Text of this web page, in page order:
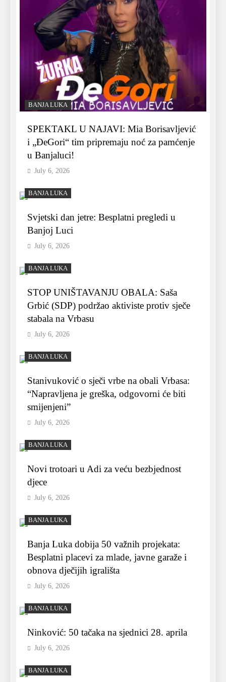
BANJA LUKA
SPEKTAKL U NAJAVI: Mia Borisavljević
i „ĐeGori“ tim pripremaju noć za pamćenje
u Banjaluci!
July 6, 2026
BANJA LUKA
Svjetski dan jetre: Besplatni pregledi u
Banjoj Luci
July 6, 2026
BANJA LUKA
STOP UNIŠTAVANJU OBALA: Saša
Grbić (SDP) podržao aktiviste protiv sječe
stabala na Vrbasu
July 6, 2026
BANJA LUKA
Stanivuković o sječi vrbe na obali Vrbasa:
“Napravljena je greška, odgovorni će biti
smijenjeni”
July 6, 2026
BANJA LUKA
Novi trotoari u Adi za veću bezbjednost
djece
July 6, 2026
BANJA LUKA
Banja Luka dobija 50 važnih projekata:
Besplatni placevi za mlade, javne garaže i
obnova dječijih igrališta
July 6, 2026
BANJA LUKA
Ninković: 50 tačaka na sjednici 28. aprila
July 6, 2026
BANJA LUKA